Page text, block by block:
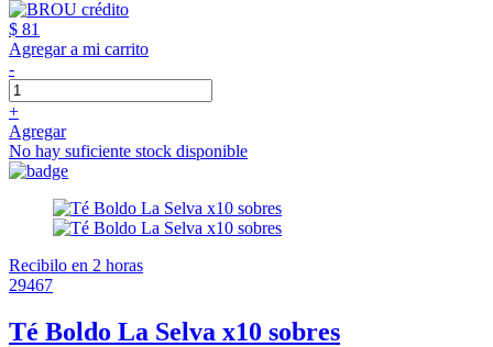
$ 81
Agregar a mi carrito
-
+
Agregar
No hay suficiente stock disponible
Recibilo en 2 horas
29467
Té Boldo La Selva x10 sobres